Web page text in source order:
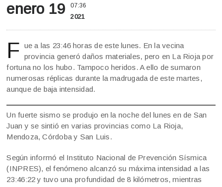
enero 19 07:36
2021
F ue a las 23:46 horas de este lunes. En la vecina
provincia generó daños materiales, pero en La Rioja por
fortuna no los hubo. Tampoco heridos. A ello de sumaron
numerosas réplicas durante la madrugada de este martes,
aunque de baja intensidad.
Un fuerte sismo se produjo en la noche del lunes en de San
Juan y se sintió en varias provincias como La Rioja,
Mendoza, Córdoba y San Luis.
Según informó el Instituto Nacional de Prevención Sísmica
(INPRES), el fenómeno alcanzó su máxima intensidad a las
23:46:22 y tuvo una profundidad de 8 kilómetros, mientras